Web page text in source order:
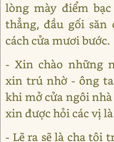
lòng mày điểm
thẳng, đầu gối săn
cách cửa mươi bước.
- Xin chào những
xin trú nhờ - ông
khi mở cửa ngôi
xin được hỏi các vị
- Lẽ ra sẽ là cha tôi